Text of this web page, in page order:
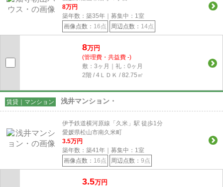
8万円
築年数：築35年｜募集中： 1室
画像点数： 16点 周辺点数： 14点
8万円
(管理費・共益費 -)
敷：3ヶ月｜礼：0ヶ月
2階 / 4ＬＤＫ / 82.75㎡
賃貸｜マンション 浅井マンション・
伊予鉄道横河原線「久米」駅 徒歩1分
愛媛県松山市南久米町
3.5万円
築年数：築41年｜募集中： 1室
画像点数： 16点 周辺点数： 9点
3.5万円